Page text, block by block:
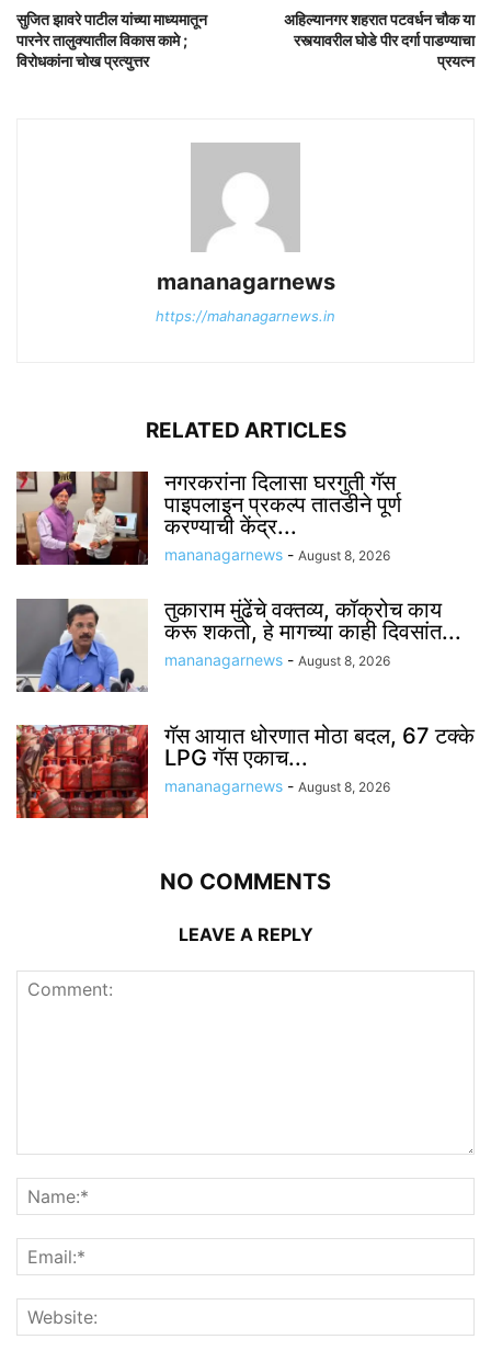
सुजित झावरे पाटील यांच्या माध्यमातून
पारनेर तालुक्यातील विकास कामे ;
विरोधकांना चोख प्रत्युत्तर
अहिल्यानगर शहरात पटवर्धन चौक या
रस्त्यावरील घोडे पीर दर्गा पाडण्याचा
प्रयत्न
mananagarnews
https://mahanagarnews.in
RELATED ARTICLES
नगरकरांना दिलासा घरगुती गॅस
पाइपलाइन प्रकल्प तातडीने पूर्ण
करण्याची केंद्र...
mananagarnews - August 8, 2026
तुकाराम मुंढेंचे वक्तव्य, कॉक्रोच काय
करू शकतो, हे मागच्या काही दिवसांत...
mananagarnews - August 8, 2026
गॅस आयात धोरणात मोठा बदल, 67 टक्के
LPG गॅस एकाच...
mananagarnews - August 8, 2026
NO COMMENTS
LEAVE A REPLY